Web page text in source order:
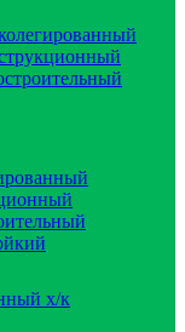
х/к